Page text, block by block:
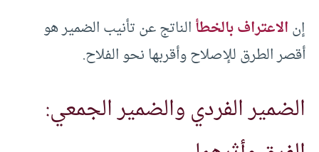
إنالاعتراف بالخطأالناتج عن تأنيب الضمير هو
أقصر الطرق للإصلاح وأقربها نحو الفلاح.
الضمير الفردي والضمير الجمعي: